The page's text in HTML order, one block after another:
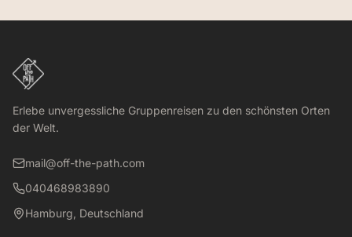
Erlebe unvergessliche Gruppenreisen zu den schönsten Orten
der Welt.
mail@off-the-path.com
040468983890
Hamburg, Deutschland